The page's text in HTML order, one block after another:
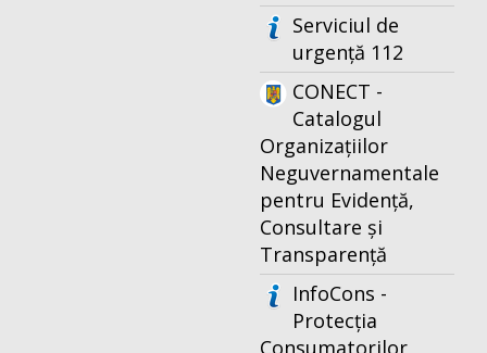
Serviciul de
urgență 112
CONECT -
Catalogul
Organizațiilor
Neguvernamentale
pentru Evidență,
Consultare și
Transparență
InfoCons -
Protecția
Consumatorilor